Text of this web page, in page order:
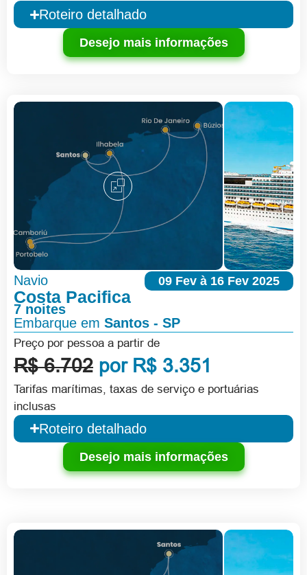
Roteiro detalhado
Desejo mais informações
Navio 09 Fev à 16 Fev 2025
Costa Pacifica
7 noites
Embarque em Santos - SP
Preço por pessoa a partir de
R$ 6.702 por R$ 3.351
Tarifas marítimas, taxas de serviço e portuárias
inclusas
Roteiro detalhado
Desejo mais informações